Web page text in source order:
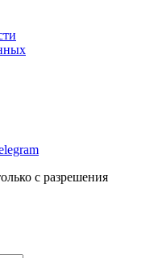
с разрешения